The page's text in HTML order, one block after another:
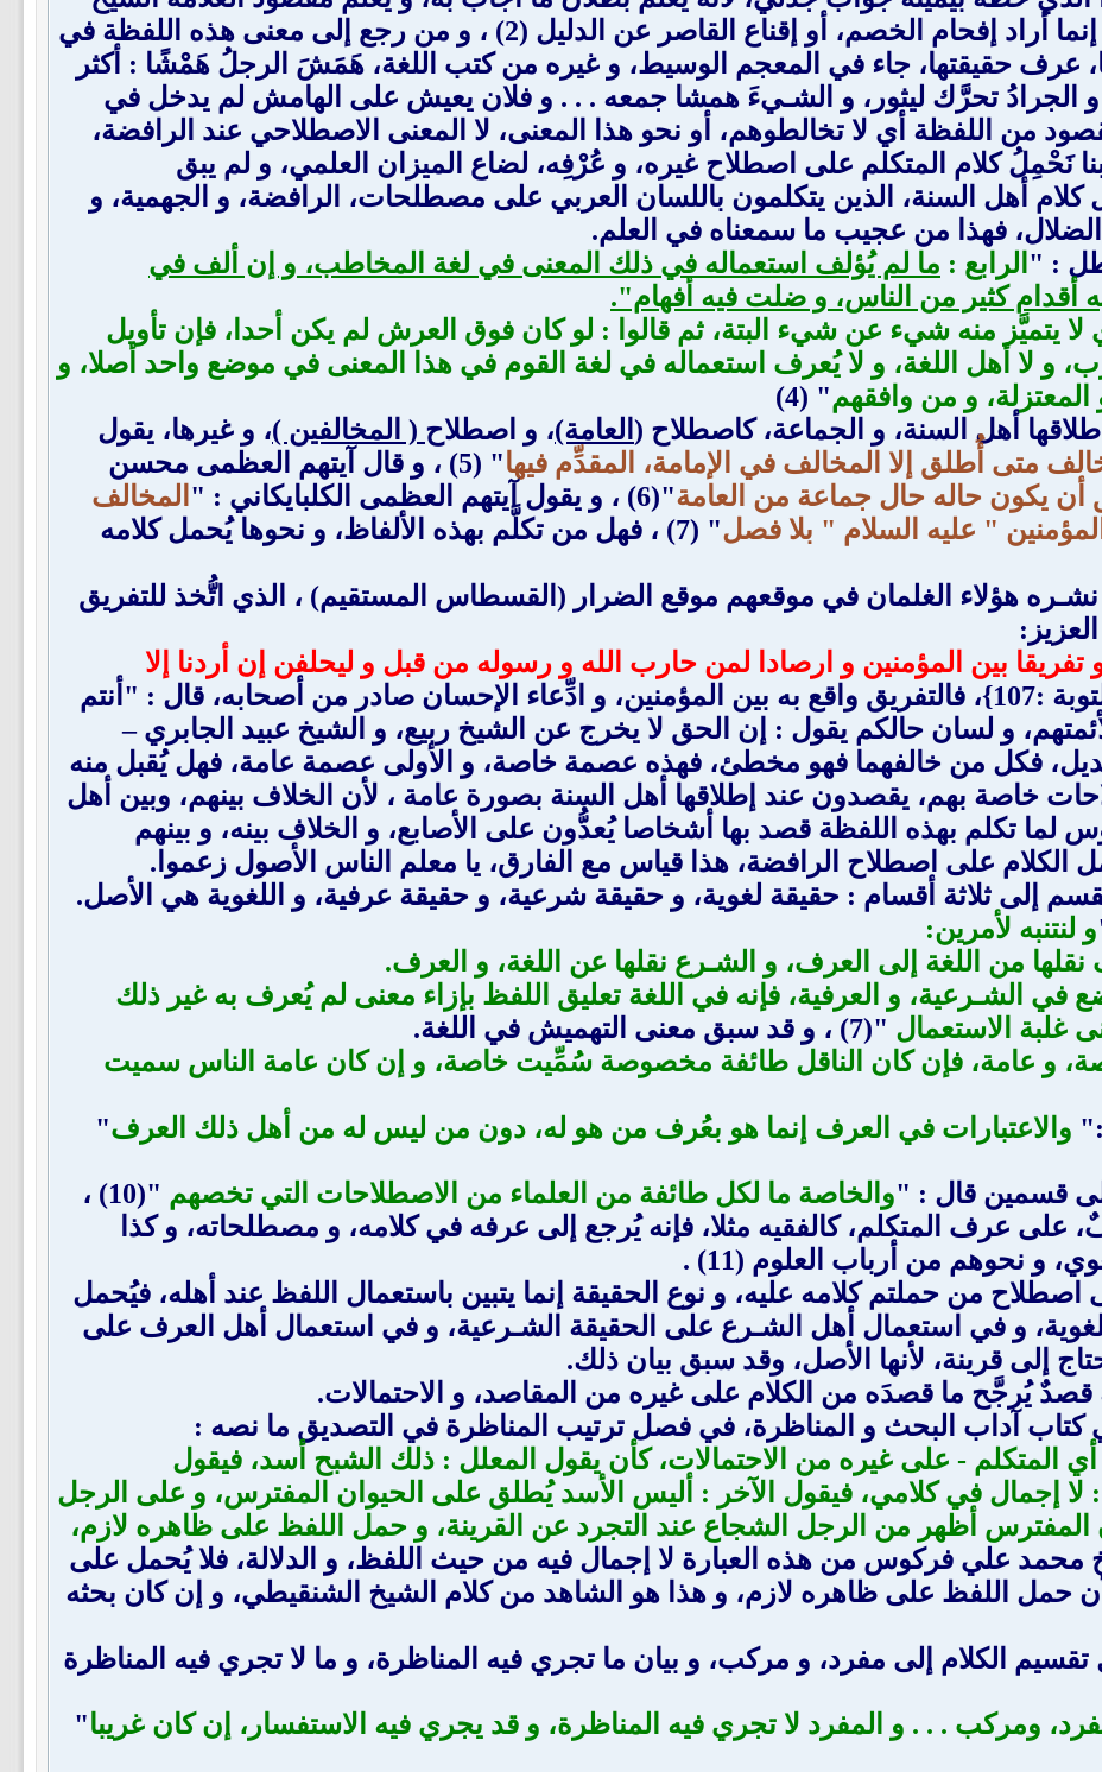
محمد علي فركوس من هذه اللفظة، و إنما أراد إفحام الخصم، أو إقناع القاصر عن الدليل (2) ، و من رجع إلى معنى هذه اللفظة في
عرف حقيقتها، جاء في المعجم الوسيط، و غيره من كتب اللغة، هَمَشَ الرجلُ هَمْشًا : أكثر
و الجرادُ تحرَّك ليثور، و الشـيءَ همشا جمعه . . . و فلان يعيش على الهامش لم يدخل في
(3) ، فهذا هو المقصود من اللفظة أي لا تخالطوهم، أو نحو هذا المعنى، لا المعنى الاصطلاحي عند الرافضة،
نَحْمِلُ كلام المتكلم على اصطلاح غيره، و عُرْفِه، لضاع الميزان العلمي، و لم يبق
أهل السنة، الذين يتكلمون باللسان العربي على مصطلحات، الرافضة، و الجهمية، و
الضلال، فهذا من عجيب ما سمعناه في العلم.
: " الرابع : ما لم يُؤلف استعماله في ذلك المعنى في لغة المخاطب، و إن ألف في
أقدام كثير من الناس، و ضلت فيه أفهام".
لا يتميَّز منه شيء عن شيء البتة، ثم قالوا : لو كان فوق العرش لم يكن أحدا، فإن تأويل
و لا أهل اللغة، و لا يُعرف استعماله في لغة القوم في هذا المعنى في موضع واحد أصلا، و
المعتزلة، و من وافقهم" (4)
أهل السنة، و الجماعة، كاصطلاح ( العامة)، و اصطلاح ( المخالفين )، و غيرها، يقول
متى أُطلق إلا المخالف في الإمامة، المقدِّم فيها
" (5) ، و قال آيتهم العظمى محسن
أن يكون حاله حال جماعة من العامة"(6) ، و يقول آيتهم العظمى الكلبايكاني : "
المخالف
" عليه السلام " بلا فصل
" (7) ، فهل من تكلَّم بهذه الألفاظ، و نحوها يُحمل كلامه
هؤلاء الغلمان في موقعهم موقع الضرار (القسطاس المستقيم) ، الذي اتُّخذ للتفريق
بين المؤمنين و ارصادا لمن حارب الله و رسوله من قبل و ليحلفن إن أردنا إلا
) { التوبة :107}، فالتفريق واقع به بين المؤمنين، و ادِّعاء الإحسان صادر من أصحابه، قال : "أنتم
و لسان حالكم يقول : إن الحق لا يخرج عن الشيخ ربيع، و الشيخ عبيد الجابري –
فكل من خالفهما فهو مخطئ، فهذه عصمة خاصة، و الأولى عصمة عامة، فهل يُقبل منه
خاصة بهم، يقصدون عند إطلاقها أهل السنة بصورة عامة ، لأن الخلاف بينهم، وبين أهل
تكلم بهذه اللفظة قصد بها أشخاصا يُعدُّون على الأصابع، و الخلاف بينه، و بينهم
الكلام على اصطلاح الرافضة، هذا قياس مع الفارق، يا معلم الناس الأصول زعموا.
إلى ثلاثة أقسام : حقيقة لغوية، و حقيقة شرعية، و حقيقة عرفية، و اللغوية هي الأصل.
و لنتنبه لأمرين:
من اللغة إلى العرف، و الشـرع نقلها عن اللغة، و العرف.
في الشـرعية، و العرفية، فإنه في اللغة تعليق اللفظ بإزاء معنى لم يُعرف به غير ذلك
غلبة الاستعمال "(7) ، و قد سبق معنى التهميش في اللغة.
و عامة، فإن كان الناقل طائفة مخصوصة سُمِّيت خاصة، و إن كان عامة الناس سميت
والاعتبارات في العرف إنما هو بعُرف من هو له، دون من ليس له من أهل ذلك العرف"
قسمين قال : "والخاصة ما لكل طائفة من العلماء من الاصطلاحات التي تخصهم
"(10) ،
عرف المتكلم، كالفقيه مثلا، فإنه يُرجع إلى عرفه في كلامه، و مصطلحاته، و كذا
و نحوهم من أرباب العلوم (11) .
من حملتم كلامه عليه، و نوع الحقيقة إنما يتبين باستعمال اللفظ عند أهله، فيُحمل
و في استعمال أهل الشـرع على الحقيقة الشـرعية، و في استعمال أهل العرف على
إلى قرينة، لأنها الأصل، وقد سبق بيان ذلك.
قصدٌ يُرجَّح ما قصدَه من الكلام على غيره من المقاصد، و الاحتمالات.
كتاب آداب البحث و المناظرة، في فصل ترتيب المناظرة في التصديق ما نصه :
أي المتكلم - على غيره من الاحتمالات، كأن يقول المعلل : ذلك الشبح أسد، فيقول
لا إجمال في كلامي، فيقول الآخر : أليس الأسد يُطلق على الحيوان المفترس، و على الرجل
المفترس أظهر من الرجل الشجاع عند التجرد عن القرينة، و حمل اللفظ على ظاهره لازم،
محمد علي فركوس من هذه العبارة لا إجمال فيه من حيث اللفظ، و الدلالة، فلا يُحمل على
حمل اللفظ على ظاهره لازم، و هذا هو الشاهد من كلام الشيخ الشنقيطي، و إن كان بحثه
الكلام إلى مفرد، و مركب، و بيان ما تجري فيه المناظرة، و ما لا تجري فيه المناظرة
ومركب . . . و المفرد لا تجري فيه المناظرة، و قد يجري فيه الاستفسار، إن كان غريبا"